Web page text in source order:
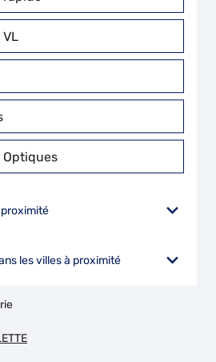
VL
Optiques
proximité
les villes à proximité